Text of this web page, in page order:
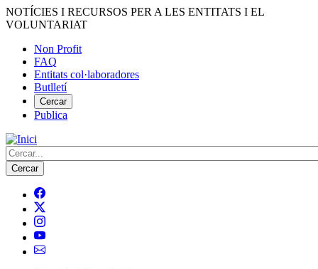
Vés
al
NOTÍCIES I RECURSOS PER A LES ENTITATS I EL
VOLUNTARIAT
Menú
del
compte
d'usuari
Non Profit
FAQ
Entitats col·laboradores
Butlletí
Cercar
Publica
Cerca